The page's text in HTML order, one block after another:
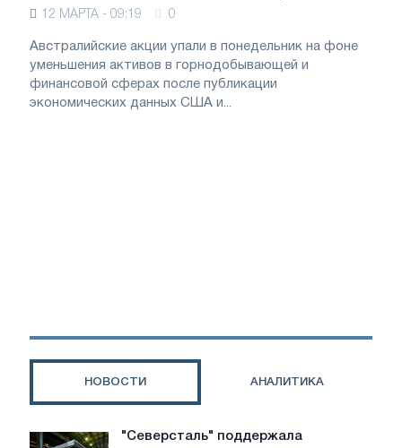
12 МАРТА - 09:19 0
Австралийские акции упали в понедельник на фоне
уменьшения активов в горнодобывающей и
финансовой сферах после публикации
экономических данных США и...
НОВОСТИ АНАЛИТИКА
"Северсталь"
"Северсталь" поддержала